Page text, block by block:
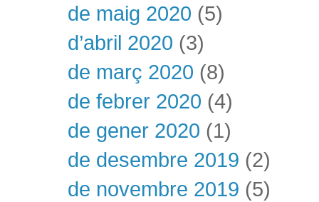
de maig 2020 (5)
d’abril 2020 (3)
de març 2020 (8)
de febrer 2020 (4)
de gener 2020 (1)
de desembre 2019 (2)
de novembre 2019 (5)